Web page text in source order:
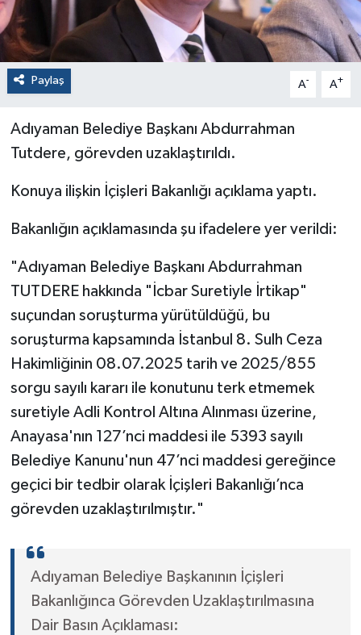
Paylaş A- A+
Adıyaman Belediye Başkanı Abdurrahman
Tutdere, görevden uzaklaştırıldı.
Konuya ilişkin İçişleri Bakanlığı açıklama yaptı.
Bakanlığın açıklamasında şu ifadelere yer verildi:
"Adıyaman Belediye Başkanı Abdurrahman
TUTDERE hakkında "İcbar Suretiyle İrtikap"
suçundan soruşturma yürütüldüğü, bu
soruşturma kapsamında İstanbul 8. Sulh Ceza
Hakimliğinin 08.07.2025 tarih ve 2025/855
sorgu sayılı kararı ile konutunu terk etmemek
suretiyle Adli Kontrol Altına Alınması üzerine,
Anayasa'nın 127’nci maddesi ile 5393 sayılı
Belediye Kanunu'nun 47’nci maddesi gereğince
geçici bir tedbir olarak İçişleri Bakanlığı’nca
görevden uzaklaştırılmıştır."
Adıyaman Belediye Başkanının İçişleri
Bakanlığınca Görevden Uzaklaştırılmasına
Dair Basın Açıklaması: